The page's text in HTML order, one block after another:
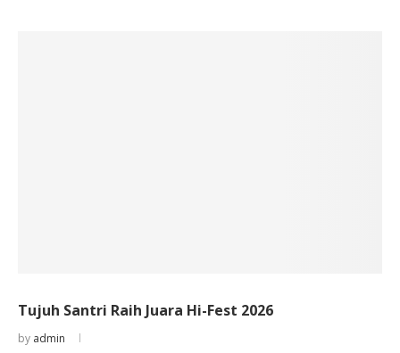
Tujuh Santri Raih Juara Hi-Fest 2026
by admin